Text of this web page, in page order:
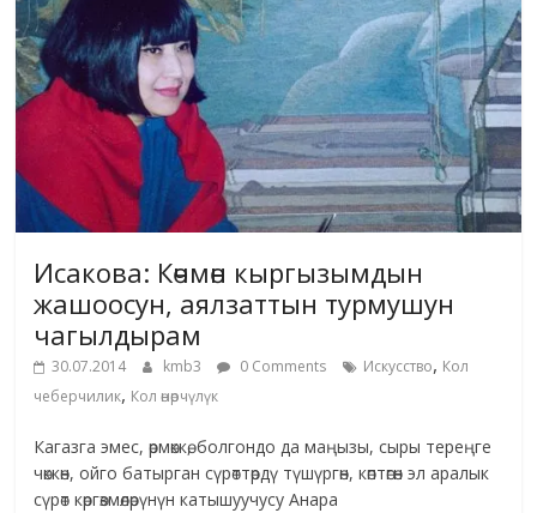
Исакова: Көчмөн кыргызымдын
жашоосун, аялзаттын турмушун
чагылдырам
30.07.2014 kmb3 0 Comments Искусство, Кол
чеберчилик, Кол өнөрчүлүк
Кагазга эмес, өрмөккө, болгондо да маңызы, сыры тереңге
чөккөн, ойго батырган сүрөттөрдү түшүргөн, көптөгөн эл аралык
сүрөт көргөзмөлөрүнүн катышуучусу Анара